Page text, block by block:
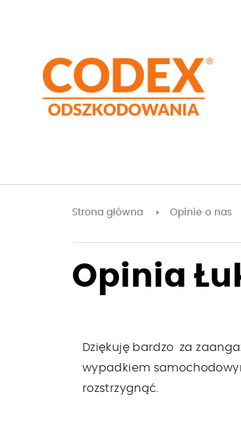
Strona główna Opinie o nas
Opinia
Dziękuję bardzo za
wypadkiem
rozstrzygnąć.